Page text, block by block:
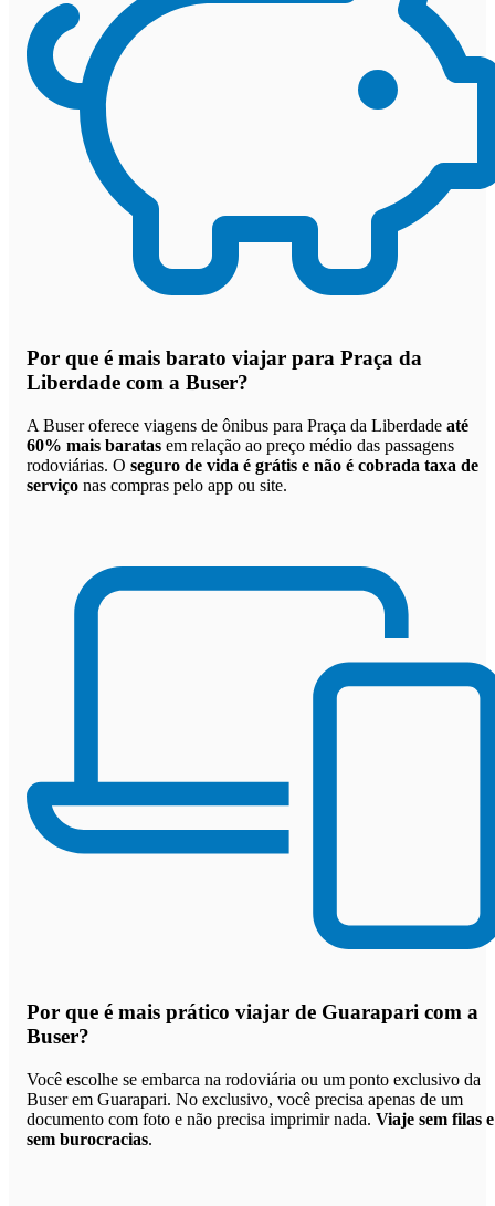
Por que é mais barato viajar para Praça da
Liberdade com a Buser?
A Buser oferece viagens de ônibus para Praça da Liberdade até
60% mais baratas em relação ao preço médio das passagens
rodoviárias. O seguro de vida é grátis e não é cobrada taxa de
serviço nas compras pelo app ou site.
Por que é mais prático viajar de Guarapari com a
Buser?
Você escolhe se embarca na rodoviária ou um ponto exclusivo da
Buser em Guarapari. No exclusivo, você precisa apenas de um
documento com foto e não precisa imprimir nada. Viaje sem filas e
sem burocracias.